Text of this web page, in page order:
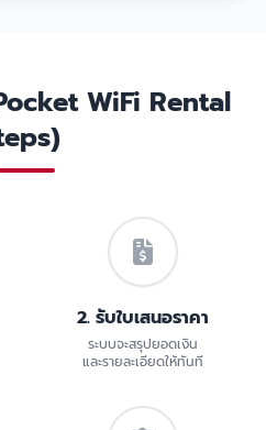
WiFi Rental
2. รับใบเสนอราคา
ระบบจะสรุปยอดเงิน
และรายละเอียดให้ทันที